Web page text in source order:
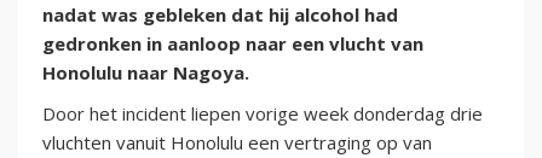
nadat was gebleken dat hij alcohol had
gedronken in aanloop naar een vlucht van
Honolulu naar Nagoya.
Door het incident liepen vorige week donderdag drie
vluchten vanuit Honolulu een vertraging op van